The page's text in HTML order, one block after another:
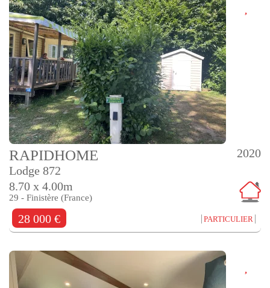
2020
RAPIDHOME
Lodge 872
8.70 x 4.00m
29 - Finistère (France)
28 000 € PARTICULIER